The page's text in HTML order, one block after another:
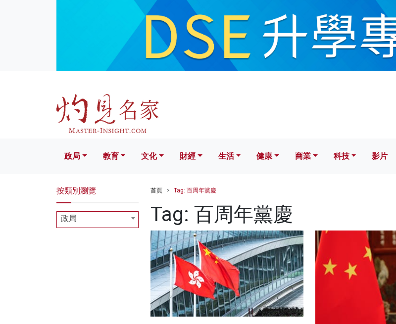
文化 財經 生活 健康 科技 影片
政局 教育 文化 財經 生活 健康 商業 科技 影片
首頁 Tag: 百周年黨慶
Tag: 百周年黨慶
按類別瀏覽
政局